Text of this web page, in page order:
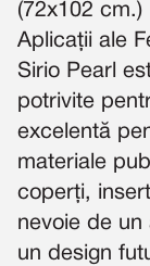
(72x102 cm.)
Aplicații ale
Sirio Pearl
potrivite
excelentă
materiale
coperți,
nevoie de
un design